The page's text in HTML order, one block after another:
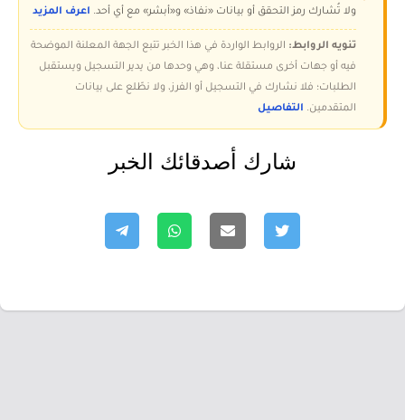
ولا تُشارك رمز التحقق أو بيانات «نفاذ» و«أبشر» مع أي أحد. اعرف المزيد
تنويه الروابط: الروابط الواردة في هذا الخبر تتبع الجهة المعلنة الموضحة
فيه أو جهات أخرى مستقلة عنا، وهي وحدها من يدير التسجيل ويستقبل
الطلبات؛ فلا نشارك في التسجيل أو الفرز، ولا نطّلع على بيانات
المتقدمين. التفاصيل
شارك أصدقائك الخبر